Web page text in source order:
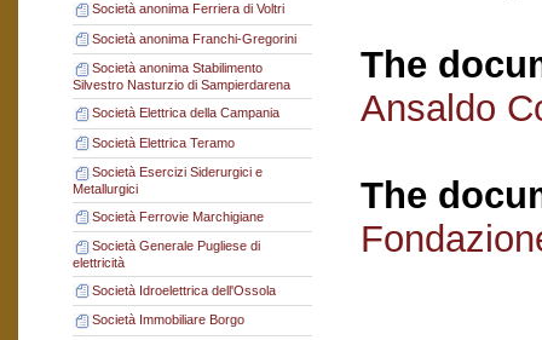
Società anonima Ferriera di Voltri
Società anonima Franchi-Gregorini
Società anonima Stabilimento
Silvestro Nasturzio di Sampierdarena
Società Elettrica della Campania
Società Elettrica Teramo
Società Esercizi Siderurgici e
Metallurgici
Società Ferrovie Marchigiane
Società Generale Pugliese di
elettricità
Società Idroelettrica dell'Ossola
Società Immobiliare Borgo
The
Ansaldo
The